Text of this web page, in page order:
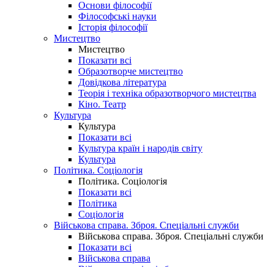
Основи філософії
Філософські науки
Історія філософії
Мистецтво
Мистецтво
Показати всі
Образотворче мистецтво
Довідкова література
Теорія і техніка образотворчого мистецтва
Кіно. Театр
Культура
Культура
Показати всі
Культура країн і народів світу
Культура
Політика. Соціологія
Політика. Соціологія
Показати всі
Політика
Соціологія
Військова справа. Зброя. Спеціальні служби
Військова справа. Зброя. Спеціальні служби
Показати всі
Військова справа